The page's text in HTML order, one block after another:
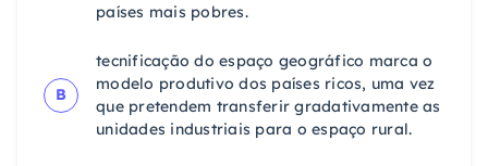
países mais pobres.
B
tecnificação do espaço geográfico marca o
modelo produtivo dos países ricos, uma vez
que pretendem transferir gradativamente as
unidades industriais para o espaço rural.